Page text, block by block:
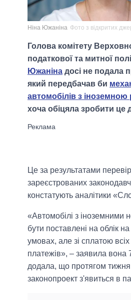
Ніна Южаніна Фото з відкритих
Голова комітету
податкової та митної
Южаніна досі не подала
який передбачав би
автомобілів з іноземною
хоча обіцяла зробити це
Це за результатами
зареєстрованих
констатують аналітики
«Автомобілі з іноземними
бути поставлені на облік
умовах, але зі сплатою
платежів», – заявила вона
додала, що протягом тижня
законопроект з'явиться в